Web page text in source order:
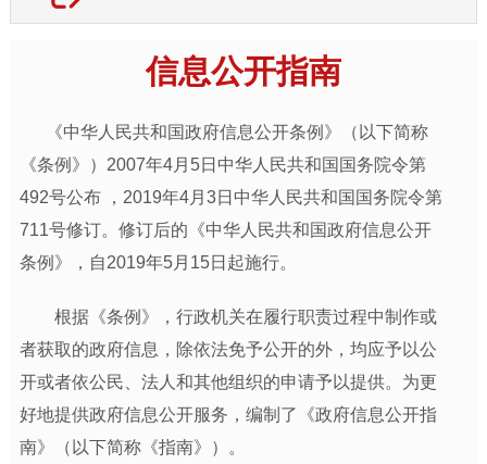
信息公开指南
《中华人民共和国政府信息公开条例》（以下简称
《条例》） 2007年4月5日中华人民共和国国务院令第
492号公布 ，2019年4月3日中华人民共和国国务院令第
711号修订。修订后的《中华人民共和国政府信息公开
条例》，自2019年5月15日起施行。
根据《条例》，行政机关在履行职责过程中制作或
者获取的政府信息，除依法免予公开的外，均应予以公
开或者依公民、法人和其他组织的申请予以提供。为更
好地提供政府信息公开服务，编制了《政府信息公开指
南》（以下简称《指南》）。